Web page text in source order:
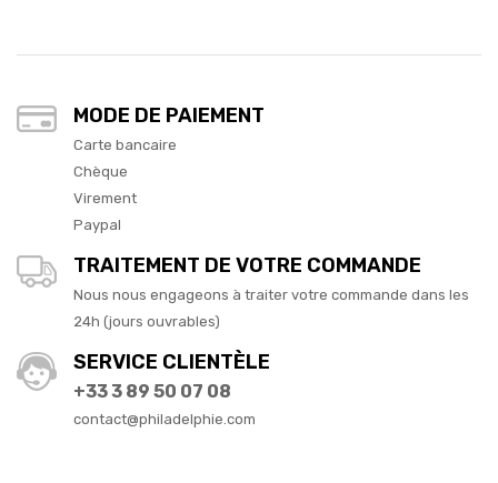
MODE DE PAIEMENT
Carte bancaire
Chèque
Virement
Paypal
TRAITEMENT DE VOTRE COMMANDE
Nous nous engageons à traiter votre commande dans les
24h (jours ouvrables)
SERVICE CLIENTÈLE
+33 3 89 50 07 08
contact@philadelphie.com